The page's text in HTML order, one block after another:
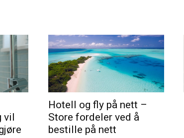
vil
Hotell og fly på nett –
Store fordeler ved å
bestille på nett